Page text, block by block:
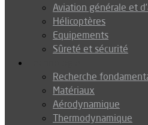
Aviation générale et
Hélicoptères
Equipements
Sûreté et sécurité
Recherche
Matériaux
Aérodynamique
Thermodynamique